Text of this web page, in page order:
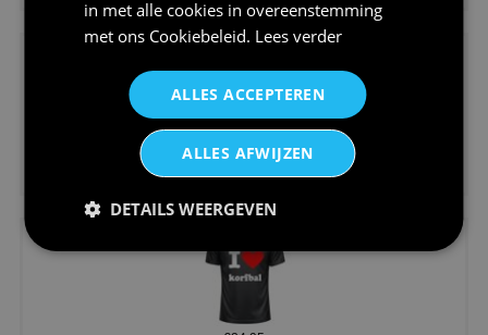
€24,95
V-hals shirt rood wit blauw st...
in met alle cookies in overeenstemming
met ons Cookiebeleid. Lees verder
ALLES ACCEPTEREN
ALLES AFWIJZEN
DETAILS WEERGEVEN